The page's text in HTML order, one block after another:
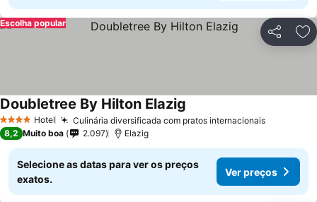
Partilhar
Escolha popular
4 EstrelasHotel Culinária diversificada com pratos internacionaisVer
Doubletree By Hilton Elazig
8,2 Muito boa 2.097 Elazig
Selecione as datas para ver os preços
exatos.
Ver preços